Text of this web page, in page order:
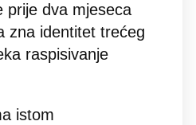
prije dva mjeseca
zna identitet trećeg
raspisivanje
istom